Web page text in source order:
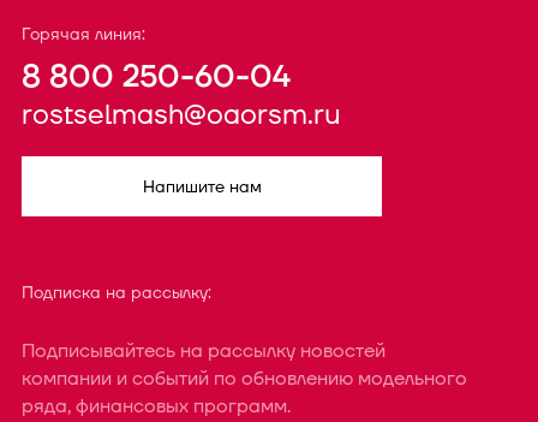
Горячая линия:
8 800 250-60-04
rostselmash@oaorsm.ru
Напишите нам
Подписка на рассылку:
Подписывайтесь на рассылку новостей
компании и событий по обновлению модельного
ряда, финансовых программ.